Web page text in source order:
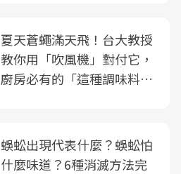
夏天蒼蠅滿天飛！台大教授
教你用「吹風機」對付它，
廚房必有的「這種調味料」
蜈蚣出現代表什麼？蜈蚣怕
什麼味道？6種消滅方法完